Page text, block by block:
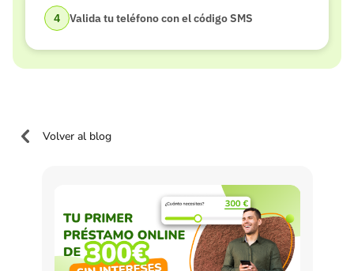
Valida tu teléfono con el código SMS
Volver al blog